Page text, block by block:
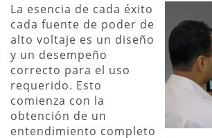
La esencia de cada éxito
cada fuente de poder de
alto voltaje es un diseño
y un desempeño
correcto para el uso
requerido. Esto
comienza con la
obtención de un
entendimiento completo